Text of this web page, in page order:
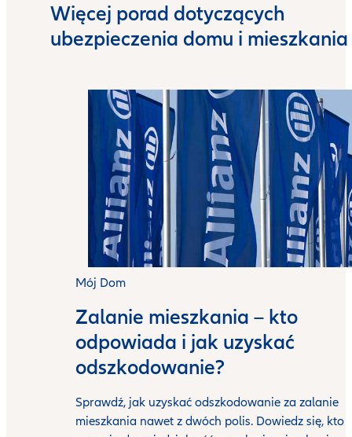
Więcej porad dotyczących
ubezpieczenia domu i mieszkania
Mój Dom
Zalanie mieszkania – kto
odpowiada i jak uzyskać
odszkodowanie?
Sprawdź, jak uzyskać odszkodowanie za zalanie
mieszkania nawet z dwóch polis. Dowiedz się, kto